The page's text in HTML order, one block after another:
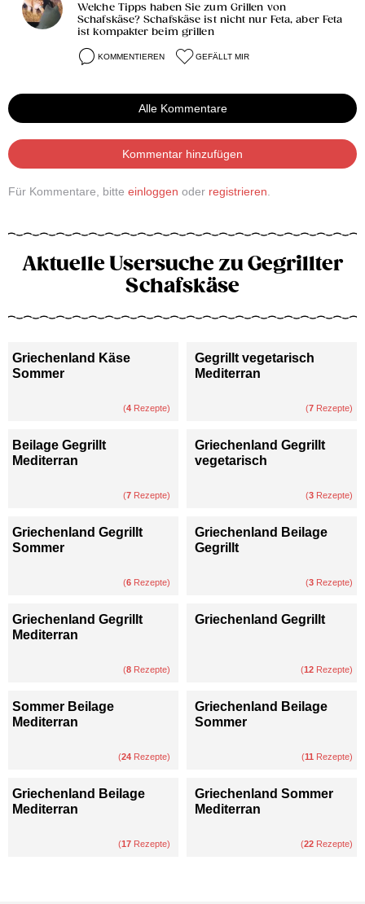
Welche Tipps haben Sie zum Grillen von
Schafskäse? Schafskäse ist nicht nur Feta, aber Feta
ist kompakter beim grillen
KOMMENTIEREN GEFÄLLT MIR
Alle Kommentare
Kommentar hinzufügen
Für Kommentare, bitte einloggen oder registrieren
Aktuelle Usersuche zu Gegrillter
Schafskäse
Griechenland Käse
Sommer
(4 Rezepte)
Gegrillt vegetarisch
Mediterran
(7 Rezepte)
Beilage Gegrillt
Mediterran
(7 Rezepte)
Griechenland Gegrillt
vegetarisch
(3 Rezepte)
Griechenland Gegrillt
Sommer
(6 Rezepte)
Griechenland Beilage
Gegrillt
(3 Rezepte)
Griechenland Gegrillt
Mediterran
(8 Rezepte)
Griechenland Gegrillt
(12 Rezepte)
Sommer Beilage
Mediterran
(24 Rezepte)
Griechenland Beilage
Sommer
(11 Rezepte)
Griechenland Beilage
Mediterran
(17 Rezepte)
Griechenland Sommer
Mediterran
(22 Rezepte)